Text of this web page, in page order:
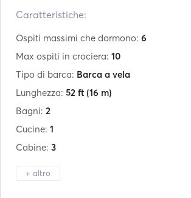
Caratteristiche:
Ospiti massimi che dormono: 6
Max ospiti in crociera: 10
Tipo di barca: Barca a vela
Lunghezza: 52 ft (16 m)
Bagni: 2
Cucine: 1
Cabine: 3
+ altro